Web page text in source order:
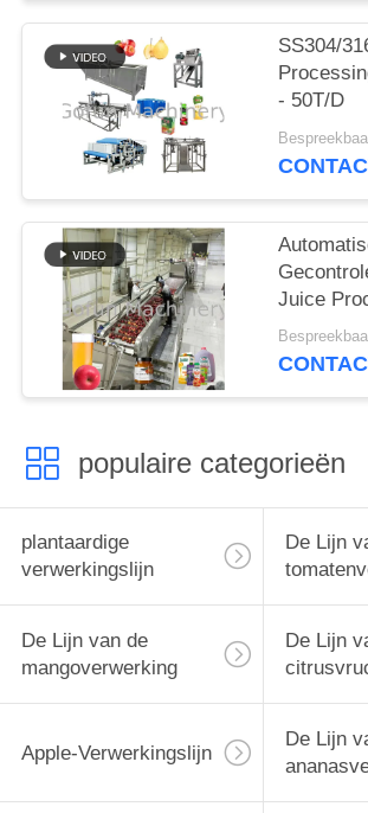
SS304/
- 50T/D
Juice
Machine
30T/H
populaire categorieën
plantaardige
verwerkingslijn
De Lijn
De Lijn van de
mangoverwerking
De Lijn
Apple-Verwerkingslijn
De Lijn